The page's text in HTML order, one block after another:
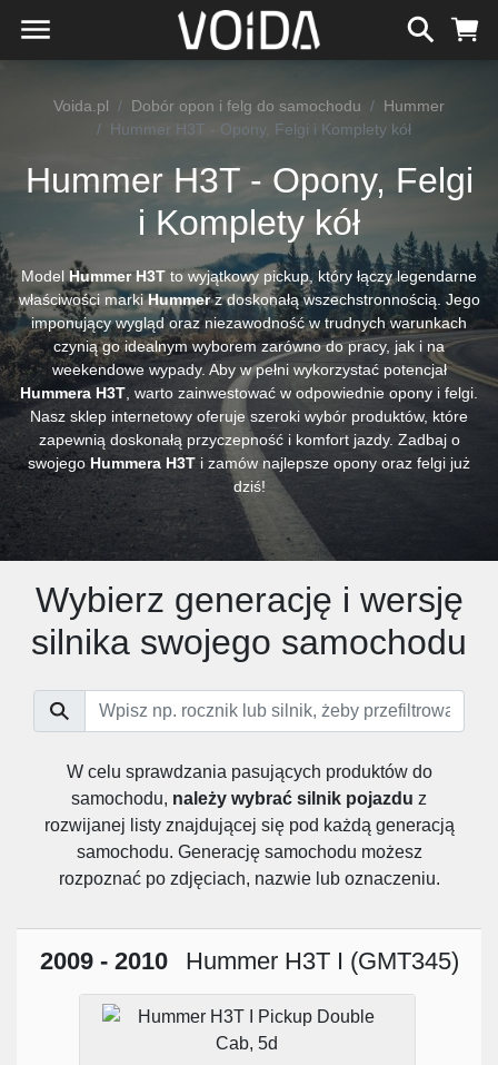
Voida.pl Dobór opon i felg do samochodu
Hummer
Hummer H3T - Opony, Felgi i Komplety kół
Hummer H3T - Opony, Felgi
i Komplety kół
Model Hummer H3T to wyjątkowy pickup, który łączy legendarne
właściwości markiHummerz doskonałą wszechstronnością. Jego
imponujący wygląd oraz niezawodność w trudnych warunkach
czynią go idealnym wyborem zarówno do pracy, jak i na
weekendowe wypady. Aby w pełni wykorzystać potencjał
Hummera H3T , warto zainwestować w odpowiednie opony i felgi.
Nasz sklep internetowy oferuje szeroki wybór produktów, które
zapewnią doskonałą przyczepność i komfort jazdy. Zadbaj o
swojegoHummera H3T i zamów najlepsze opony oraz felgi już
dziś!
Wybierz generację i wersję
silnika swojego samochodu
W celu sprawdzania pasujących produktów do
samochodu, należy wybrać silnik pojazdu z
rozwijanej listy znajdującej się pod każdą generacją
samochodu. Generację samochodu możesz
rozpoznać po zdjęciach, nazwie lub oznaczeniu.
2009 - 2010 Hummer H3T I (GMT345)